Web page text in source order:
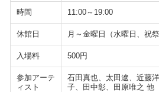
時間 11:00～19:00
休館日 月～金曜日（水曜日、祝祭
入場料 500円
参加アーテ
ィスト
石田真也、太田遼、近藤
子、田中彰、田原唯之 他